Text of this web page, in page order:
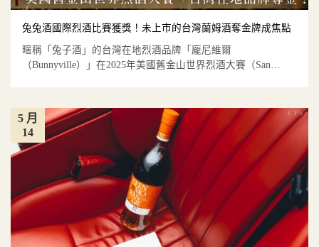
兔兔酒國際烈酒比賽獲獎！未上市的台灣蘭姆酒奪金牌成焦點
暱稱「兔子酒」的台灣在地烈酒品牌「龐尼維爾
（Bunnyville）」在2025年美國舊金山世界烈酒大賽（San
14
5 月